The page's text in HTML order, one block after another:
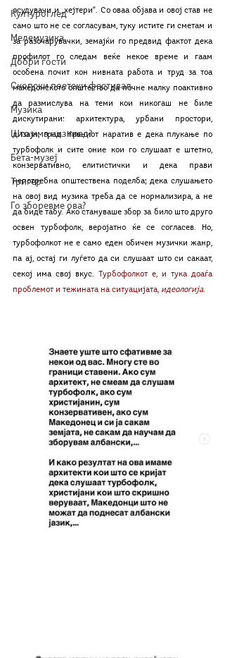
Културоглед
Мелемузика
Добри гости
Скопски поетски фестивал
Музика
Што има низ град?
Бета-музеј
Тригер
Го зборевме ова?
осудувачи и „хејтери“. Со оваа објава и овој став не
само што не се согласувам, туку истите ги сметам и
за разочарувачки, земајќи го предвид фактот дека
профилот го следам веќе некое време и гаам
особена почит кон нивната работа и труд за тоа
македонското општество да почне малку поактивно
да размислува на теми кои никогаш не биле
дискутирани: архитектура, урбани простори,
дизајн, град. Нивниот наратив е дека плукање по
турбофолк и сите оние кои го слушаат е штетно,
конзервативно, елитистички и дека прави
непотребна општествена поделба; дека слушањето
на овој вид музика треба да се нормализира, а не
да биде табу. Ако стануваше збор за било што друго
освен турбофолк, веројатно ќе се согласев. Но,
турбофолкот не е само еден обичен музички жанр,
па ај, остај ги луѓето да си слушаат што си сакаат,
секој има свој вкус. Турбофолкот е, и тука доаѓа
проблемот и тежината на ситуацијата, идеологија.